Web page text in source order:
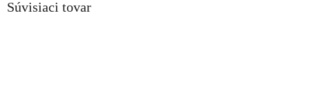
Súvisiaci tovar